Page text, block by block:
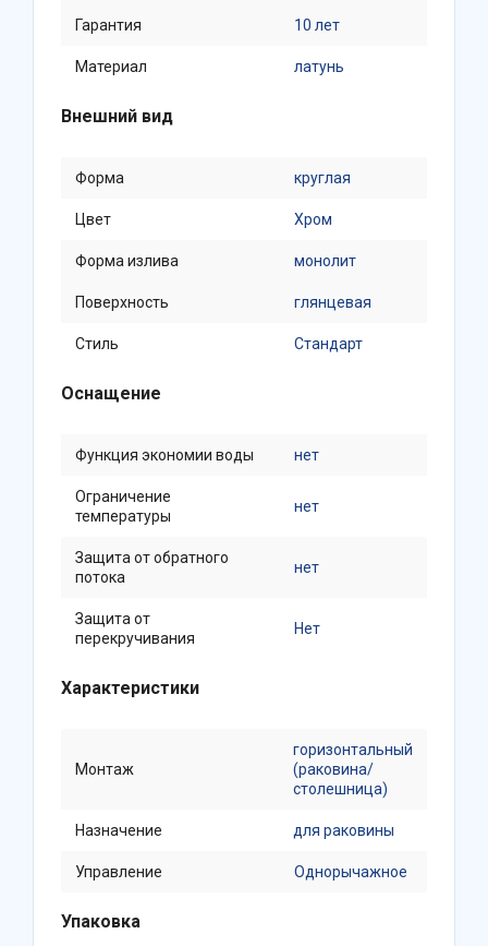
Гарантия 10 лет
Материал латунь
Внешний вид
Форма круглая
Цвет Хром
Форма излива монолит
Поверхность глянцевая
Стиль Стандарт
Оснащение
Функция экономии воды нет
Ограничение
температуры
нет
Защита от обратного
потока
нет
Защита от
перекручивания
Нет
Характеристики
Монтаж
горизонтальный
(раковина/
столешница)
Назначение для раковины
Управление Однорычажное
Упаковка